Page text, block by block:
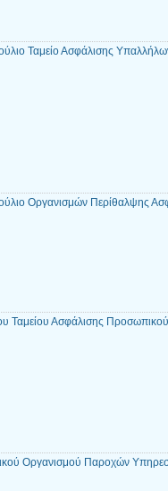
Ταμείο Ασφάλισης
Οργανισμών Περίθαλψης
Ταμείου Ασφάλισης
Οργανισμού Παροχών